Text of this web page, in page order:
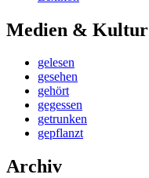
Medien & Kultur
gelesen
gesehen
gehört
gegessen
getrunken
gepflanzt
Archiv